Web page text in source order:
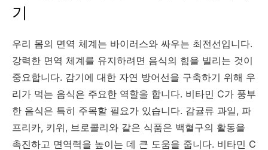
기
우리 몸의 면역 체계는 바이러스와 싸우는 최전선입니다.
강력한 면역 체계를 유지하려면 음식의 힘을 빌리는 것이
중요합니다. 감기에 대한 자연 방어선을 구축하기 위해 우
리가 먹는 음식은 주요한 역할을 합니다. 비타민 C가 풍부
한 음식은 특히 주목할 필요가 있습니다. 감귤류 과일, 파
프리카, 키위, 브로콜리와 같은 식품은 백혈구의 활동을
촉진하고 면역력을 높이는 데 큰 도움을 줍니다. 비타민 C